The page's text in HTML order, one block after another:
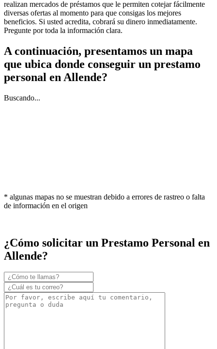
realizan mercados de préstamos que le permiten cotejar fácilmente
diversas ofertas al momento para que consigas los mejores
beneficios. Si usted acredita, cobrará su dinero inmediatamente.
Pregunte por toda la información clara.
A continuación, presentamos un mapa
que ubica donde conseguir un prestamo
personal en Allende?
Buscando...
* algunas mapas no se muestran debido a errores de rastreo o falta
de información en el origen
¿Cómo solicitar un Prestamo Personal en
Allende?